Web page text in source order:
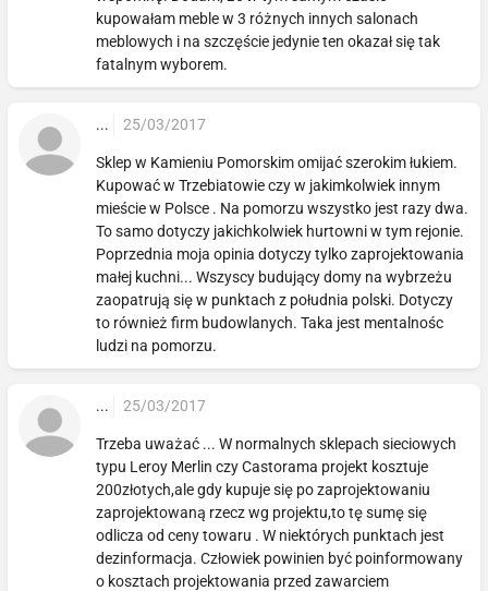
kupowałam meble w 3 różnych innych salonach
meblowych i na szczęście jedynie ten okazał się tak
fatalnym wyborem.
... 25/03/2017
Sklep w Kamieniu Pomorskim omijać szerokim łukiem.
Kupować w Trzebiatowie czy w jakimkolwiek innym
mieście w Polsce . Na pomorzu wszystko jest razy dwa.
To samo dotyczy jakichkolwiek hurtowni w tym rejonie.
Poprzednia moja opinia dotyczy tylko zaprojektowania
małej kuchni... Wszyscy budujący domy na wybrzeżu
zaopatrują się w punktach z południa polski. Dotyczy
to również firm budowlanych. Taka jest mentalnośc
ludzi na pomorzu.
... 25/03/2017
Trzeba uważać ... W normalnych sklepach sieciowych
typu Leroy Merlin czy Castorama projekt kosztuje
200złotych,ale gdy kupuje się po zaprojektowaniu
zaprojektowaną rzecz wg projektu,to tę sumę się
odlicza od ceny towaru . W niektórych punktach jest
dezinformacja. Człowiek powinien być poinformowany
o kosztach projektowania przed zawarciem